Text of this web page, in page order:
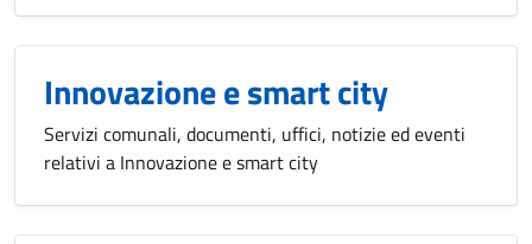
Innovazione e smart city
Servizi comunali, documenti, uffici, notizie ed eventi
relativi a Innovazione e smart city